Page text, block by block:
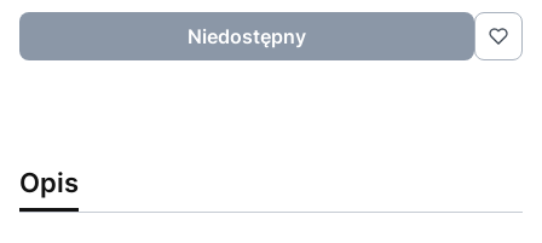
Niedostępny
Opis